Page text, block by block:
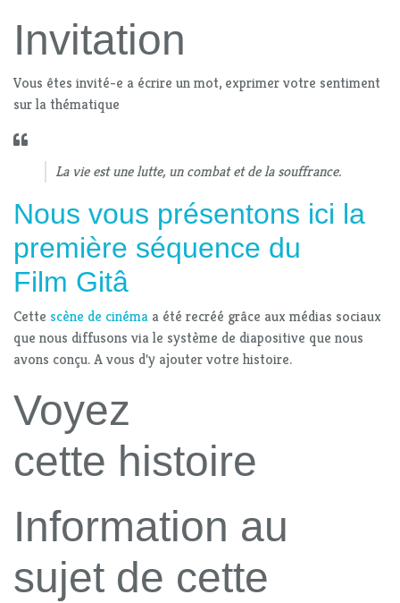
Invitation
Vous êtes invité-e a écrire un mot, exprimer votre sentiment
sur la thématique
La vie est une lutte, un combat et de la souffrance.
Nous vous présentons ici la
première séquence du
Film Gitâ
Cette scène de cinéma a été recréé grâce aux médias sociaux
que nous diffusons via le système de diapositive que nous
avons conçu. A vous d'y ajouter votre histoire.
Voyez
cette histoire
Information au
sujet de cette